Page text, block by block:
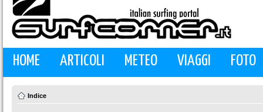
HOME ARTICOLI METEO VIAGGI FOTO
Indice